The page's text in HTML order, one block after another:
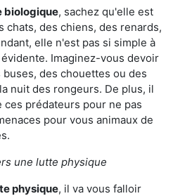
biologique, sachez qu'elle est
chats, des chiens, des renards,
elle n'est pas si simple à
Imaginez-vous devoir
des chouettes ou des
nuit des rongeurs. De plus, il
prédateurs pour ne pas
pour vous animaux de
une lutte physique
physique, il va vous falloir